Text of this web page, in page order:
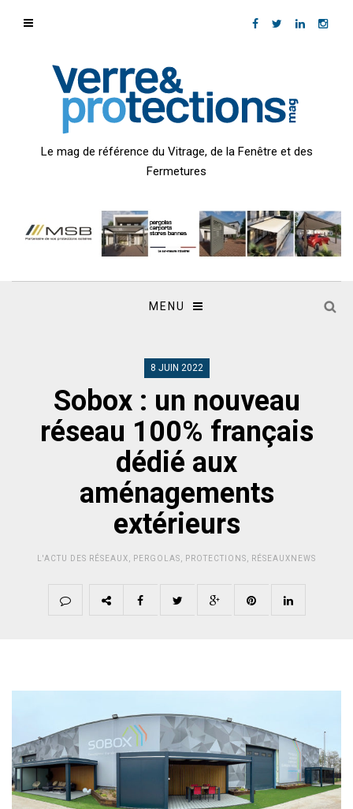
Le mag de référence du Vitrage, de la Fenêtre et des
Fermetures
MENU
8 JUIN 2022
Sobox : un nouveau
réseau 100% français
dédié aux
aménagements
extérieurs
L'ACTU DES RÉSEAUX PERGOLAS PROTECTIONS RÉSEAUXNEWS